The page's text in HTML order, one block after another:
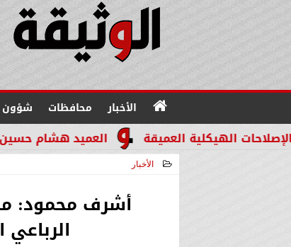
الأخبار محافظات شؤون
العميد هشام حسين رئيسًا لقطاع العميقة
الأخبار
أشرف محمود: